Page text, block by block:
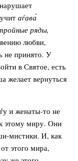
аѓава́
ряды,
любви,
не принято. У
в Святое, есть
желает вернуться
и женаты-то не
этому миру. Они
мистики. И, как
этого мира,